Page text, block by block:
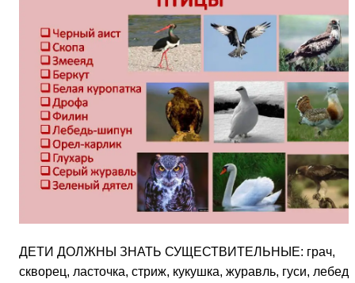
ДЕТИ ДОЛЖНЫ ЗНАТЬ СУЩЕСТВИТЕЛЬНЫЕ: грач,
скворец, ласточка, стриж, кукушка, журавль, гуси,